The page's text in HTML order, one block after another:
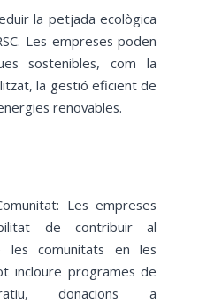
la petjada ecològica
Les empreses poden
sostenibles, com la
la gestió eficient de
renovables.
Les empreses
de contribuir al
les comunitats en les
incloure programes de
donacions a